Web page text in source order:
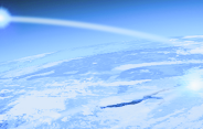
KOR